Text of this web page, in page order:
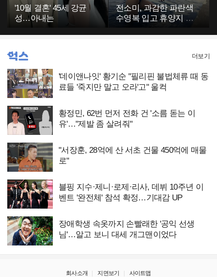
'10월 결혼' 45세 강균
성…아내는
전소미, 과감한 파란색
수영복 입고 휴양지 포
'데이앤나잇' 황기순 "필리핀 불법체류 때 동
료들 '죽지만 말고 오라'고" 울컥
황정민, 62번 먼저 전화 건 '소름 돋는 이
유'…"제발 좀 살려줘"
"서장훈, 28억에 산 서초 건물 450억에 매물
로"
블핑 지수·제니·로제·리사, 데뷔 10주년 이
벤트 '완전체' 참석 확정…기대감 UP
장애학생 속옷까지 손빨래한 '공익 선생
님'…알고 보니 대세 개그맨이었다
더보기
회사소개 지면보기 사이트맵